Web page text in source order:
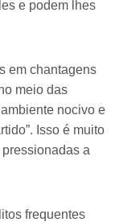
e podem lhes
em chantagens
meio das
nocivo e
Isso é muito
a
frequentes